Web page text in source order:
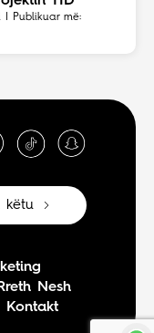
| Publikuar më:
këtu
Rreth Nesh
Kontakt